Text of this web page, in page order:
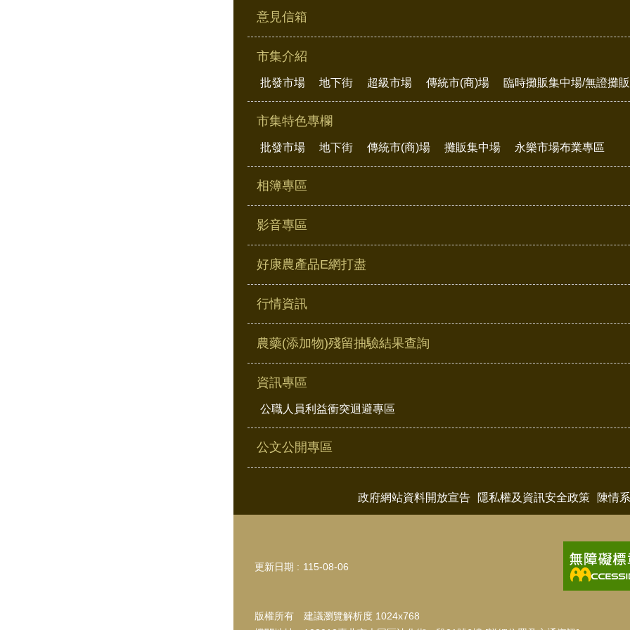
意見信箱
市集介紹
批發市場 地下街 超級市場 傳統市(商)場 臨時攤販集中場/無證攤
市集特色專欄
批發市場 地下街 傳統市(商)場 攤販集中場 永樂市場布業專區
相簿專區
影音專區
好康農產品E網打盡
行情資訊
農藥(添加物)殘留抽驗結果查詢
資訊專區
公職人員利益衝突迴避專區
公文公開專區
政府網站資料開放宣告 隱私權及資訊安全政策 陳情
更新日期 115-08-06
版權所有 建議瀏覽解析度 1024x768